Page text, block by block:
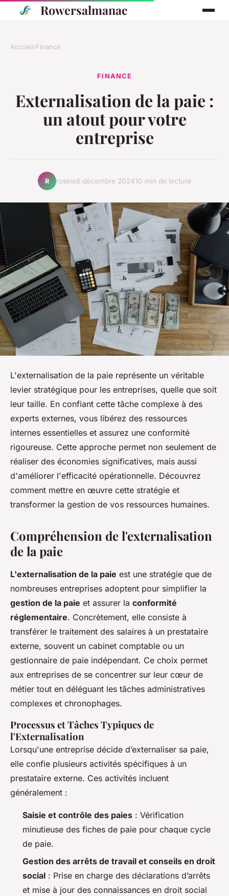
Rowersalmanac
Accueil›Finance
FINANCE
Externalisation de la paie :
un atout pour votre
entreprise
R rosine6 décembre 202410 min de lecture
L'externalisation de la paie représente un véritable
levier stratégique pour les entreprises, quelle que soit
leur taille. En confiant cette tâche complexe à des
experts externes, vous libérez des ressources
internes essentielles et assurez une conformité
rigoureuse. Cette approche permet non seulement de
réaliser des économies significatives, mais aussi
d'améliorer l'efficacité opérationnelle. Découvrez
comment mettre en œuvre cette stratégie et
transformer la gestion de vos ressources humaines.
Compréhension de l'externalisation
de la paie
L'externalisation de la paie est une stratégie que de
nombreuses entreprises adoptent pour simplifier la
gestion de la paie et assurer la conformité
réglementaire. Concrètement, elle consiste à
transférer le traitement des salaires à un prestataire
externe, souvent un cabinet comptable ou un
gestionnaire de paie indépendant. Ce choix permet
aux entreprises de se concentrer sur leur cœur de
métier tout en déléguant les tâches administratives
complexes et chronophages.
Processus et Tâches Typiques de
l'Externalisation
Lorsqu'une entreprise décide d’externaliser sa paie,
elle confie plusieurs activités spécifiques à un
prestataire externe. Ces activités incluent
généralement :
Saisie et contrôle des paies : Vérification
minutieuse des fiches de paie pour chaque cycle
de paie.
Gestion des arrêts de travail et conseils en droit
social : Prise en charge des déclarations d’arrêts
et mise à jour des connaissances en droit social